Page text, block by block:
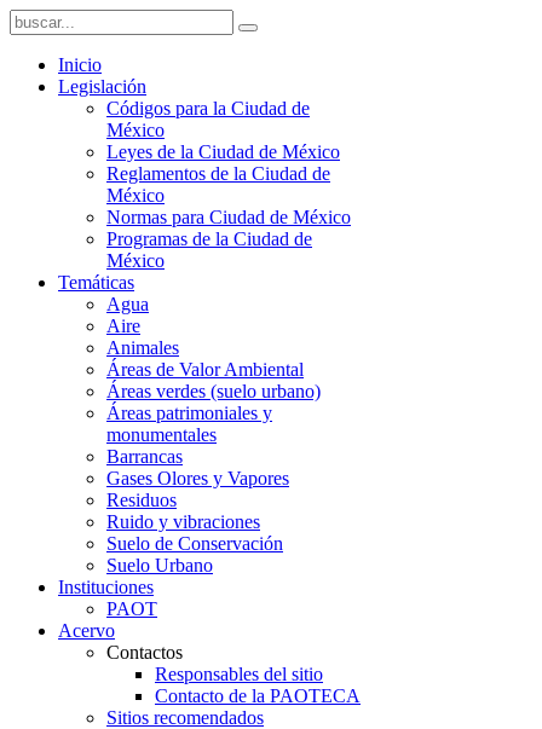
Inicio
Legislación
Códigos para la Ciudad de
México
Leyes de la Ciudad de México
Reglamentos de la Ciudad de
México
Normas para Ciudad de México
Programas de la Ciudad de
México
Temáticas
Agua
Aire
Animales
Áreas de Valor Ambiental
Áreas verdes (suelo urbano)
Áreas patrimoniales y
monumentales
Barrancas
Gases Olores y Vapores
Residuos
Ruido y vibraciones
Suelo de Conservación
Suelo Urbano
Instituciones
PAOT
Acervo
Contactos
Responsables del sitio
Contacto de la PAOTECA
Sitios recomendados